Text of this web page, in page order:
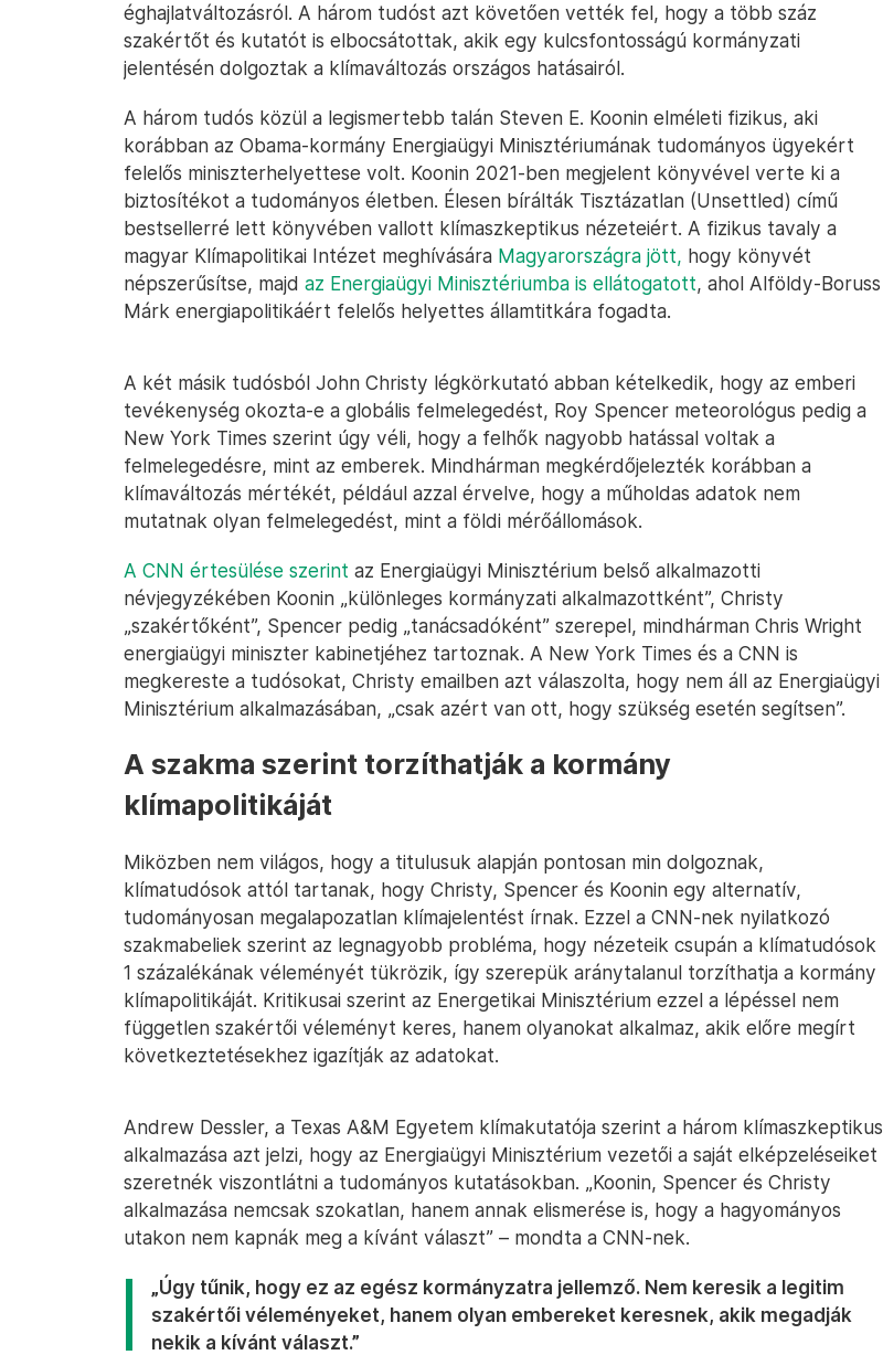
éghajlatváltozásról. A három tudóst azt követően vették fel, hogy a több száz
szakértőt és kutatót is elbocsátottak, akik egy kulcsfontosságú kormányzati
jelentésén dolgoztak a klímaváltozás országos hatásairól.
A három tudós közül a legismertebb talán Steven E. Koonin elméleti fizikus, aki
korábban az Obama-kormány Energiaügyi Minisztériumának tudományos ügyekért
felelős miniszterhelyettese volt. Koonin 2021-ben megjelent könyvével verte ki a
biztosítékot a tudományos életben. Élesen bírálták Tisztázatlan (Unsettled) című
bestsellerré lett könyvében vallott klímaszkeptikus nézeteiért. A fizikus tavaly a
magyar Klímapolitikai Intézet meghívására Magyarországra jött, hogy könyvét
népszerűsítse, majd az Energiaügyi Minisztériumba is ellátogatott, ahol Alföldy-Boruss
Márk energiapolitikáért felelős helyettes államtitkára fogadta.
A két másik tudósból John Christy légkörkutató abban kételkedik, hogy az emberi
tevékenység okozta-e a globális felmelegedést, Roy Spencer meteorológus pedig a
New York Times szerint úgy véli, hogy a felhők nagyobb hatással voltak a
felmelegedésre, mint az emberek. Mindhárman megkérdőjelezték korábban a
klímaváltozás mértékét, például azzal érvelve, hogy a műholdas adatok nem
mutatnak olyan felmelegedést, mint a földi mérőállomások.
A CNN értesülése szerint az Energiaügyi Minisztérium belső alkalmazotti
névjegyzékében Koonin „különleges kormányzati alkalmazottként”, Christy
„szakértőként”, Spencer pedig „tanácsadóként” szerepel, mindhárman Chris Wright
energiaügyi miniszter kabinetjéhez tartoznak. A New York Times és a CNN is
megkereste a tudósokat, Christy emailben azt válaszolta, hogy nem áll az Energiaügyi
Minisztérium alkalmazásában, „csak azért van ott, hogy szükség esetén segítsen”.
A szakma szerint torzíthatják a kormány
klímapolitikáját
Miközben nem világos, hogy a titulusuk alapján pontosan min dolgoznak,
klímatudósok attól tartanak, hogy Christy, Spencer és Koonin egy alternatív,
tudományosan megalapozatlan klímajelentést írnak. Ezzel a CNN-nek nyilatkozó
szakmabeliek szerint az legnagyobb probléma, hogy nézeteik csupán a klímatudósok
1 százalékának véleményét tükrözik, így szerepük aránytalanul torzíthatja a kormány
klímapolitikáját. Kritikusai szerint az Energetikai Minisztérium ezzel a lépéssel nem
független szakértői véleményt keres, hanem olyanokat alkalmaz, akik előre megírt
következtetésekhez igazítják az adatokat.
Andrew Dessler, a Texas A&M Egyetem klímakutatója szerint a három klímaszkeptikus
alkalmazása azt jelzi, hogy az Energiaügyi Minisztérium vezetői a saját elképzeléseiket
szeretnék viszontlátni a tudományos kutatásokban. „Koonin, Spencer és Christy
alkalmazása nemcsak szokatlan, hanem annak elismerése is, hogy a hagyományos
utakon nem kapnák meg a kívánt választ” – mondta a CNN-nek.
„Úgy tűnik, hogy ez az egész kormányzatra jellemző. Nem keresik a legitim
szakértői véleményeket, hanem olyan embereket keresnek, akik megadják
nekik a kívánt választ.”